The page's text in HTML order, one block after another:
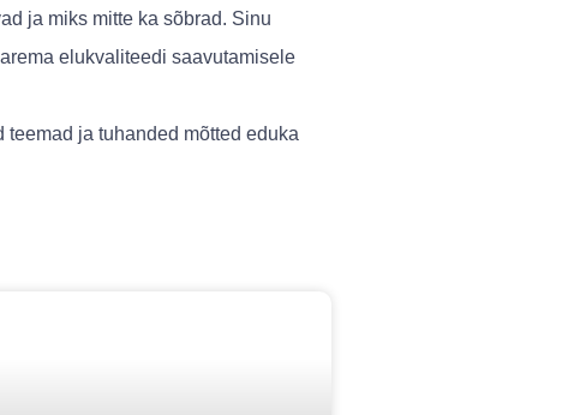
ja miks mitte ka sõbrad. Sinu
elukvaliteedi saavutamisele
ja tuhanded mõtted eduka